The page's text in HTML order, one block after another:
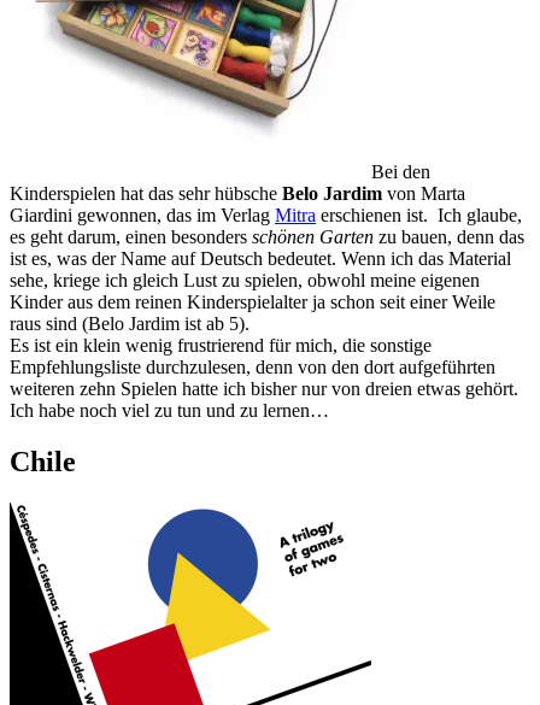
Bei den
Kinderspielen hat das sehr hübsche Belo Jardim von Marta
Giardini gewonnen, das im Verlag Mitra erschienen ist. Ich glaube,
es geht darum, einen besonders schönen Garten zu bauen, denn das
ist es, was der Name auf Deutsch bedeutet. Wenn ich das Material
sehe, kriege ich gleich Lust zu spielen, obwohl meine eigenen
Kinder aus dem reinen Kinderspielalter ja schon seit einer Weile
raus sind (Belo Jardim ist ab 5).
Es ist ein klein wenig frustrierend für mich, die sonstige
Empfehlungsliste durchzulesen, denn von den dort aufgeführten
weiteren zehn Spielen hatte ich bisher nur von dreien etwas gehört.
Ich habe noch viel zu tun und zu lernen…
Chile